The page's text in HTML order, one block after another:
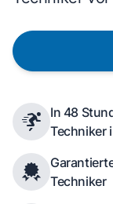
In 48
Techniker
Techniker